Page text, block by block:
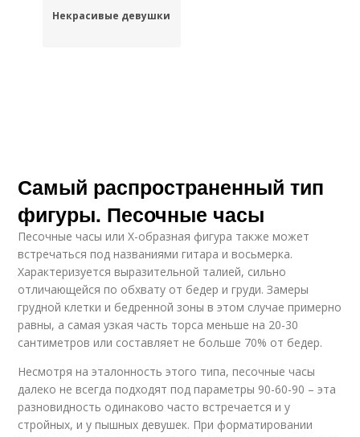
Некрасивые девушки
Самый распространенный тип
фигуры. Песочные часы
Песочные часы или X-образная фигура также может
встречаться под названиями гитара и восьмерка.
Характеризуется выразительной талией, сильно
отличающейся по обхвату от бедер и груди. Замеры
грудной клетки и бедренной зоны в этом случае примерно
равны, а самая узкая часть торса меньше на 20-30
сантиметров или составляет не больше 70% от бедер.
Несмотря на эталонность этого типа, песочные часы
далеко не всегда подходят под параметры 90-60-90 – эта
разновидность одинаково часто встречается и у
стройных, и у пышных девушек. При форматировании